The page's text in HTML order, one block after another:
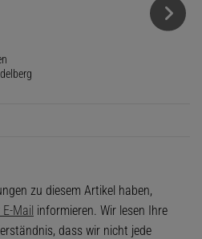
zu diesem Artikel haben,
E-Mail informieren. Wir lesen Ihre
dass wir nicht jede